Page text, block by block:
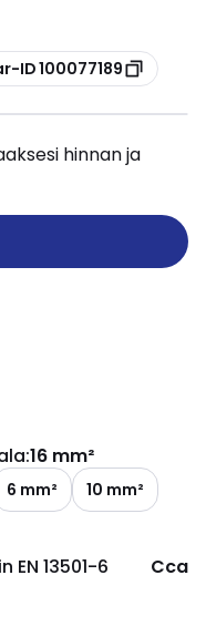
ID 100077189
hinnan ja
:16 mm²
vaihtoehdot
olevat
6 mm²
10 mm²
olevat vaihtoehdot
13501-6
Cca